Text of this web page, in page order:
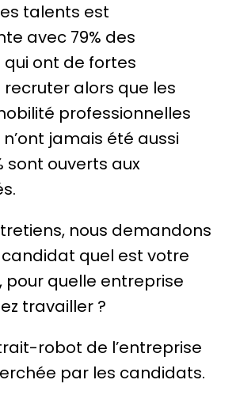
talents est
avec 79% des
ont de fortes
alors que les
professionnelles
jamais été aussi
sont ouverts aux
nous demandons
quel est votre
pour quelle entreprise
travailler ?
robot de l’entreprise
par les candidats.